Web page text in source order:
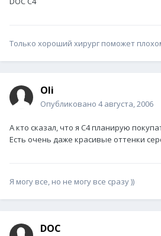
Только хороший хирург поможет
Oli
Опубликовано 4 августа, 2006
А кто сказал, что я С4 планирую
Есть очень даже красивые оттенки
Я могу все, но не могу все сразу ))
DOC